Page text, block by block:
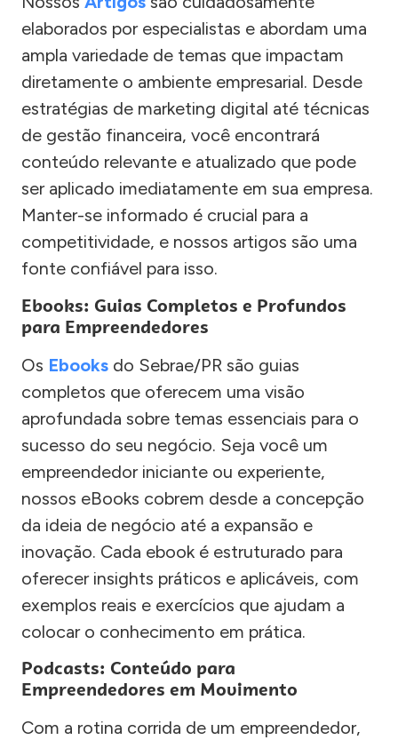
elaborados por especialistas e abordam uma
ampla variedade de temas que impactam
diretamente o ambiente empresarial. Desde
estratégias de marketing digital até técnicas
de gestão financeira, você encontrará
conteúdo relevante e atualizado que pode
ser aplicado imediatamente em sua empresa.
Manter-se informado é crucial para a
competitividade, e nossos artigos são uma
fonte confiável para isso.
Ebooks: Guias Completos e Profundos
para Empreendedores
Os Ebooks do Sebrae/PR são guias
completos que oferecem uma visão
aprofundada sobre temas essenciais para o
sucesso do seu negócio. Seja você um
empreendedor iniciante ou experiente,
nossos eBooks cobrem desde a concepção
da ideia de negócio até a expansão e
inovação. Cada ebook é estruturado para
oferecer insights práticos e aplicáveis, com
exemplos reais e exercícios que ajudam a
colocar o conhecimento em prática.
Podcasts: Conteúdo para
Empreendedores em Movimento
Com a rotina corrida de um empreendedor,